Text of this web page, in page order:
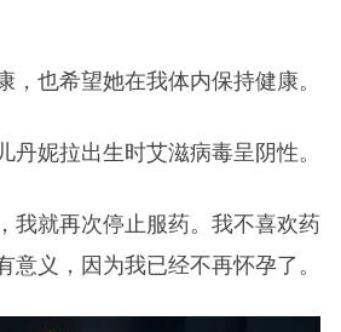
，也希望她在我体内保持健康。
丹妮拉出生时艾滋病毒呈阴性。
我就再次停止服药。我不喜欢药
意义，因为我已经不再怀孕了。